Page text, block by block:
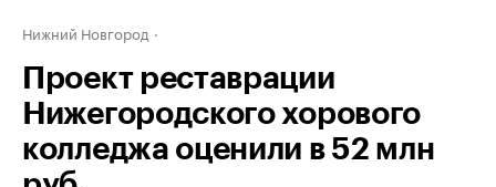
Нижний Новгород
Проект реставрации
Нижегородского хорового
колледжа оценили в 52 млн